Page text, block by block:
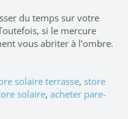
du temps sur votre
si le mercure
vous abriter à l’ombre.
solaire terrasse, store
solaire, acheter pare-